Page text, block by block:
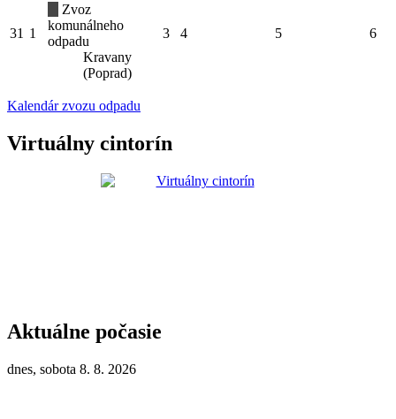
31 1
Zvoz
komunálneho
odpadu
Kravany
(Poprad)
3 4 5 6
Kalendár zvozu odpadu
Virtuálny cintorín
Aktuálne počasie
dnes, sobota 8. 8. 2026